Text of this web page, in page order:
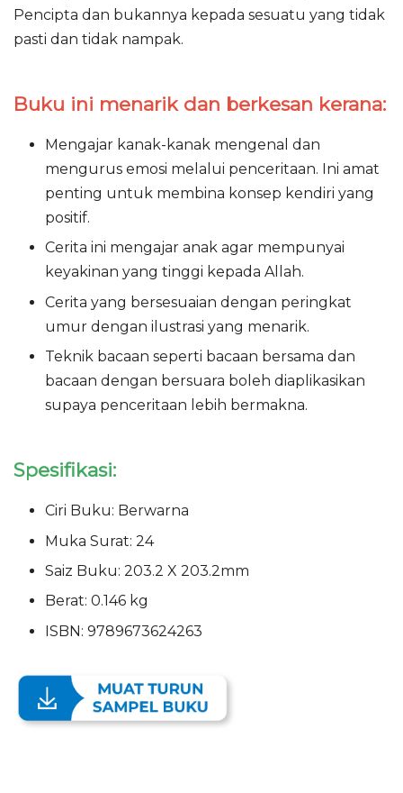
Pencipta dan bukannya kepada sesuatu yang tidak
pasti dan tidak nampak.
Buku ini menarik dan berkesan kerana:
Mengajar kanak-kanak mengenal dan
mengurus emosi melalui penceritaan. Ini amat
penting untuk membina konsep kendiri yang
positif.
Cerita ini mengajar anak agar mempunyai
keyakinan yang tinggi kepada Allah.
Cerita yang bersesuaian dengan peringkat
umur dengan ilustrasi yang menarik.
Teknik bacaan seperti bacaan bersama dan
bacaan dengan bersuara boleh diaplikasikan
supaya penceritaan lebih bermakna.
Spesifikasi:
Ciri Buku: Berwarna
Muka Surat: 24
Saiz Buku: 203.2 X 203.2mm
Berat: 0.146 kg
ISBN: 9789673624263